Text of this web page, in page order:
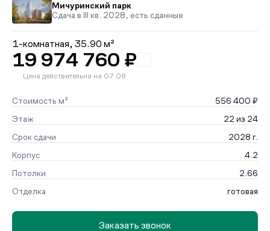
Мичуринский парк
Сдача в III кв. 2028, есть сданные
1-комнатная, 35.90 м²
19 974 760 ₽
Цена действительна на 07.08
Стоимость м²
556 400 ₽
Этаж
22 из 24
Срок сдачи
2028 г.
Корпус
4.2
Потолки
2.66
Отделка
готовая
Заказать звонок